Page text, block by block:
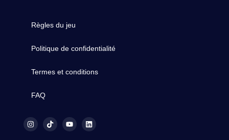
Règles du jeu
Politique de confidentialité
Termes et conditions
FAQ